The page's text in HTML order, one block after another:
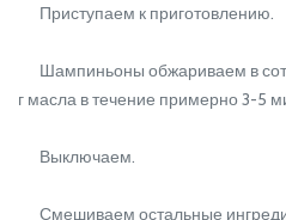
Приступаем к приготовлению.
Шампиньоны обжариваем в
г масла в течение примерно 3-5
Выключаем.
Смешиваем остальные